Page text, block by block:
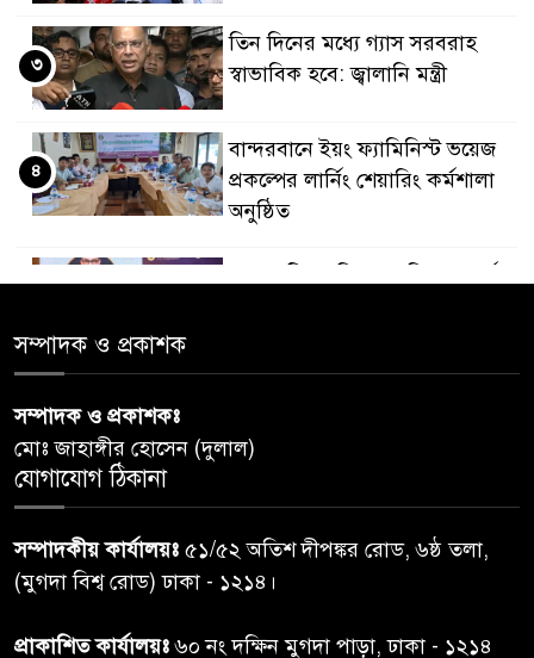
তিন দিনের মধ্যে গ্যাস সরবরাহ
স্বাভাবিক হবে: জ্বালানি মন্ত্রী
৩
বান্দরবানে ইয়ং ফ্যামিনিস্ট ভয়েজ
প্রকল্পের লার্নিং শেয়ারিং কর্মশালা
অনুষ্ঠিত
৪
পেশ
৬
তদন্ত শেষ পর্যায়ে, দ্রুত চার্জশিট
৭
রাতের মধ্যে ঢাকাসহ ১০ অঞ্চলে
৮
সম্পাদক ও প্রকাশক
সম্পাদক ও প্রকাশকঃ
মোঃ জাহাঙ্গীর হোসেন (দুলাল)
যোগাযোগ ঠিকানা
সম্পাদকীয় কার্যালয়ঃ ৫১/৫২ অতিশ দীপঙ্কর রোড, ৬ষ্ঠ তলা,
(মুগদা বিশ্ব রোড) ঢাকা - ১২১৪।
প্রাকাশিত কার্যালয়ঃ৬০ নং দক্ষিন মুগদা পাড়া, ঢাকা - ১২১৪